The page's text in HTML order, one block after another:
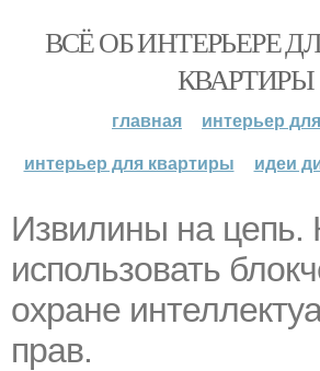
ВСЁ ОБ ИНТЕРЬЕРЕ
КВАРТИРЫ
главная
интерьер
интерьер для квартиры
идеи
Извилины на цепь.
использовать
охране
прав.